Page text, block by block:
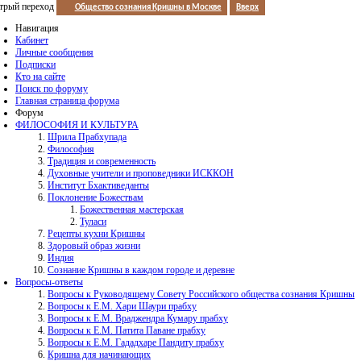
переход Общество сознания Кришны в Москве Вверх
Навигация
Кабинет
Личные сообщения
Подписки
Кто на сайте
Поиск по форуму
Главная страница форума
Форум
ФИЛОСОФИЯ И КУЛЬТУРА
Шрила Прабхупада
Философия
Традиция и современность
Духовные учители и проповедники ИСККОН
Институт Бхактиведанты
Поклонение Божествам
Божественная мастерская
Туласи
Рецепты кухни Кришны
Здоровый образ жизни
Индия
Сознание Кришны в каждом городе и деревне
Вопросы-ответы
Вопросы к Руководящему Совету Российского общества сознания Кришны
Вопросы к Е.М. Хари Шаури прабху
Вопросы к Е.М. Враджендра Кумару прабху
Вопросы к Е.М. Патита Паване прабху
Вопросы к Е.М. Гададхаре Пандиту прабху
Кришна для начинающих